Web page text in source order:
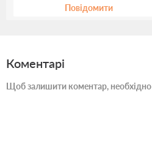
Повідомити
Коментарі
Щоб залишити коментар, необхідно